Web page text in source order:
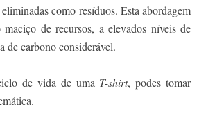
como resíduos. Esta abordagem
de recursos, a elevados níveis de
de carbono considerável.
de vida de uma T-shirt, podes tomar